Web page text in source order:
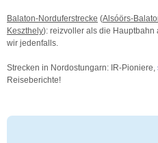
Balaton-Norduferstrecke (Alsóörs-
Keszthely): reizvoller als die Hauptbahn
wir jedenfalls.
Strecken in Nordostungarn: IR-Pioniere,
Reiseberichte!